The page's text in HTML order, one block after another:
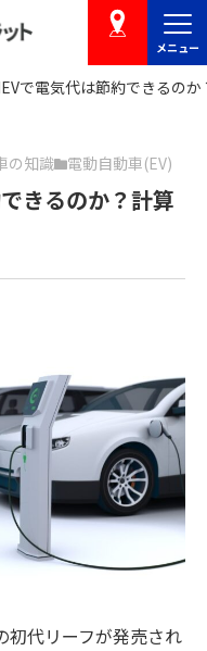
店舗を探す
メニュー
で電気代は節約できるの
の知識 電動自動車(EV)
きるのか？計算
初代リーフが発売され